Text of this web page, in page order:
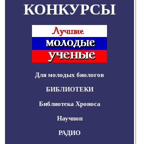
КОНКУРСЫ
Для молодых биологов
БИБЛИОТЕКИ
Библиотека Хроноса
Научпоп
РАДИО